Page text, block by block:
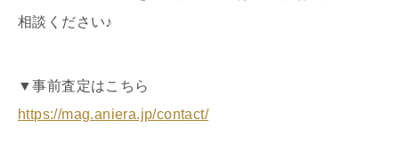
相談ください♪
▼事前査定はこちら
https://mag.aniera.jp/contact/